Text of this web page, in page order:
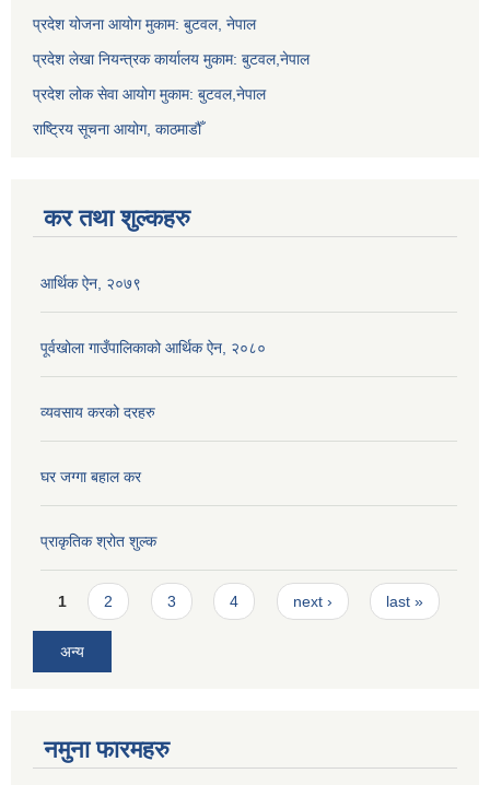
प्रदेश योजना आयोग मुकाम: बुटवल, नेपाल
प्रदेश लेखा नियन्त्रक कार्यालय मुकाम: बुटवल,नेपाल
प्रदेश लोक सेवा आयोग मुकाम: बुटवल,नेपाल
राष्ट्रिय सूचना आयोग, काठमाडौँ
कर तथा शुल्कहरु
आर्थिक ऐन, २०७९
पूर्वखोला गाउँपालिकाको आर्थिक ऐन, २०८०
व्यवसाय करको दरहरु
घर जग्गा बहाल कर
प्राकृतिक श्रोत शुल्क
Pages
1 2 3 4 next › last »
अन्य
नमुना फारमहरु